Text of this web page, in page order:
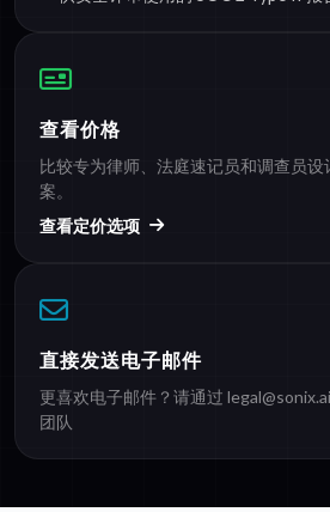
查看价格
比较专为律师、法庭速记员和调查员设
案。
查看定价选项
直接发送电子邮件
更喜欢电子邮件？请通过 legal@sonix.ai
团队